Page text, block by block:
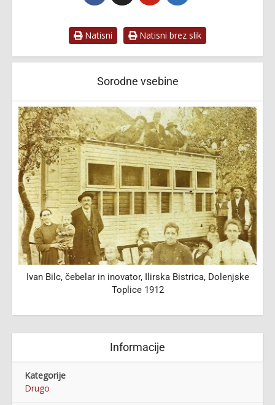
Natisni Natisni brez slik
Sorodne vsebine
Ivan Bilc, čebelar in inovator, Ilirska Bistrica, Dolenjske
Toplice 1912
Informacije
Kategorije
Drugo